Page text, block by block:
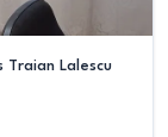
Traian Lalescu